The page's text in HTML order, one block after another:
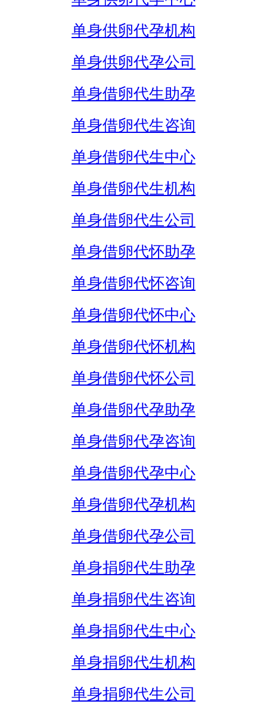
单身供卵代孕机构
单身供卵代孕公司
单身借卵代生助孕
单身借卵代生咨询
单身借卵代生中心
单身借卵代生机构
单身借卵代生公司
单身借卵代怀助孕
单身借卵代怀咨询
单身借卵代怀中心
单身借卵代怀机构
单身借卵代怀公司
单身借卵代孕助孕
单身借卵代孕咨询
单身借卵代孕中心
单身借卵代孕机构
单身借卵代孕公司
单身捐卵代生助孕
单身捐卵代生咨询
单身捐卵代生中心
单身捐卵代生机构
单身捐卵代生公司